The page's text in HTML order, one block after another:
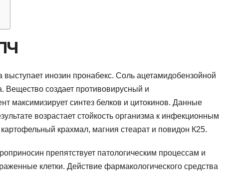
инозин пронабекс. Соль ацетамидобензойной
Вещество создает противовирусный и
максимизирует синтез белков и цитокинов. Данные
возрастает стойкость организма к инфекционным
крахмал, магния стеарат и повидон К25.
препятствует патологическим процессам и
клетки. Действие фармакологического средства